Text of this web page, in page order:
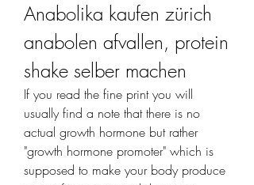
Anabolika kaufen zürich
anabolen afvallen, protein
shake selber machen
If you read the fine print you will
usually find a note that there is no
actual growth hormone but rather
"growth hormone promoter" which is
supposed to make your body produce